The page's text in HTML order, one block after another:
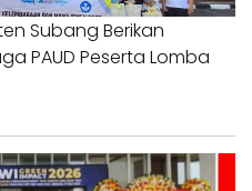
Subang Berikan
PAUD Peserta Lomba